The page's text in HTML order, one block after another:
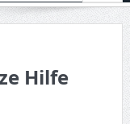
Hilfe